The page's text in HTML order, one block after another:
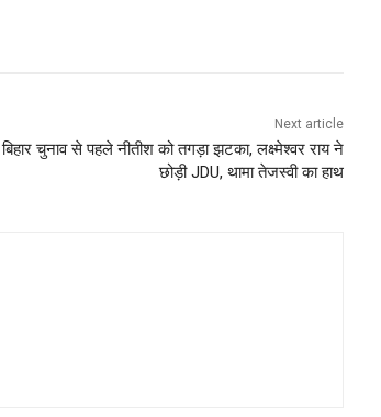
Next article
बिहार चुनाव से पहले नीतीश को तगड़ा झटका, लक्ष्मेश्वर राय ने
छोड़ी JDU, थामा तेजस्वी का हाथ